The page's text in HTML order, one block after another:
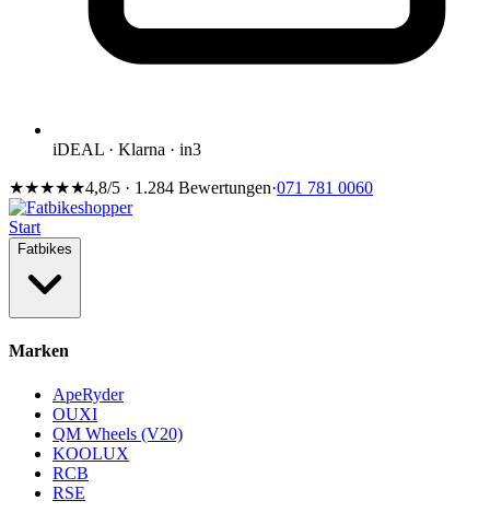
iDEAL · Klarna · in3
★★★★★4,8/5 · 1.284 Bewertungen·071 781 0060
Start
Fatbikes
Marken
ApeRyder
OUXI
QM Wheels (V20)
KOOLUX
RCB
RSE